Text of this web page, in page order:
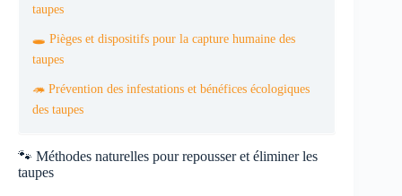
taupes
🕳️ Pièges et dispositifs pour la capture humaine des
taupes
🦔 Prévention des infestations et bénéfices écologiques
des taupes
🐾 Méthodes naturelles pour repousser et éliminer les
taupes